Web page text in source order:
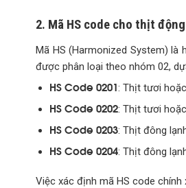
2. Mã HS code cho thịt
Mã HS (Harmonized System)
được phân loại theo nhóm 02,
HS Code 0201: Thịt tươi
HS Code 0202: Thịt tươi
HS Code 0203: Thịt đông
HS Code 0204: Thịt đông
Việc xác định mã HS code